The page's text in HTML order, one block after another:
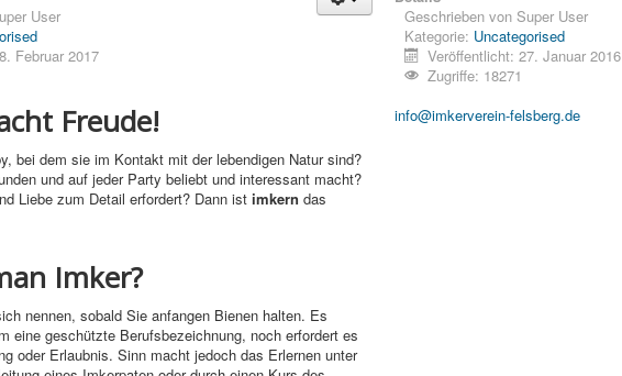
User
Februar 2017
Freude!
bei dem sie im Kontakt mit der lebendigen Natur sind?
und auf jeder Party beliebt und interessant macht?
Liebe zum Detail erfordert? Dann ist imkern das
Imker?
nennen, sobald Sie anfangen Bienen halten. Es
eine geschützte Berufsbezeichnung, noch erfordert es
oder Erlaubnis. Sinn macht jedoch das Erlernen unter
Geschrieben von Super User
Kategorie: Uncategorised
Veröffentlicht: 27. Januar 2016
Zugriffe: 18271
info@imkerverein-felsberg.de